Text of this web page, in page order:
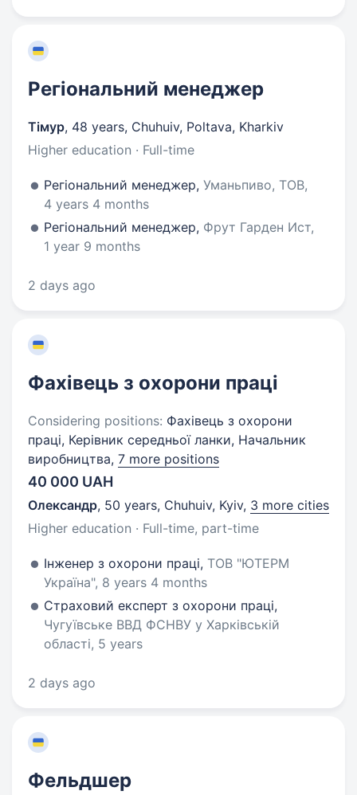
Регіональний менеджер
Тімур, 48 years, Chuhuiv, Poltava, Kharkiv
Higher education · Full-time
Регіональний менеджер, Уманьпиво, ТОВ,
4 years 4 months
Регіональний менеджер, Фрут Гарден Ист,
1 year 9 months
2 days ago
Фахівець з охорони праці
Considering positions: Фахівець з охорони
праці, Керівник середньої ланки, Начальник
виробництва, 7 more positions
40 000 UAH
Олександр, 50 years, Chuhuiv, Kyiv, 3 more cities
Higher education · Full-time, part-time
Інженер з охорони праці, ТОВ "ЮТЕРМ
Україна", 8 years 4 months
Страховий експерт з охорони праці,
Чугуївське ВВД ФСНВУ у Харківській
області, 5 years
2 days ago
Фельдшер